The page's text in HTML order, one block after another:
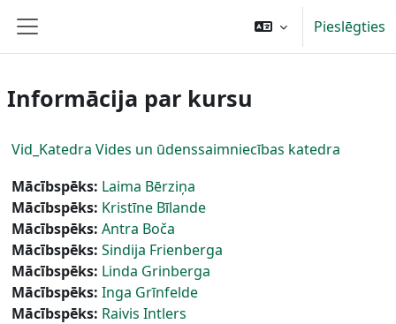
Sānu panelis
Pieslēgties
Informācija par kursu
Vid_Katedra Vides un ūdenssaimniecības katedra
Mācībspēks: Laima Bērziņa
Mācībspēks: Kristīne Bīlande
Mācībspēks: Antra Boča
Mācībspēks: Sindija Frienberga
Mācībspēks: Linda Grinberga
Mācībspēks: Inga Grīnfelde
Mācībspēks: Raivis Intlers